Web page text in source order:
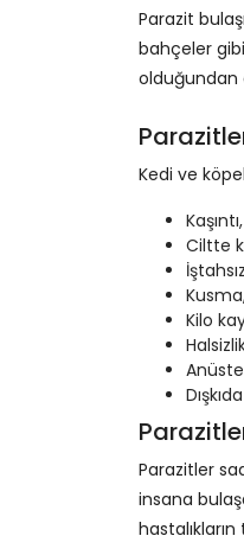
Parazit
bahçeler gibi
olduğundan
Kedi ve
Ciltte
Kilo
Parazitler
insana
hastalıkların